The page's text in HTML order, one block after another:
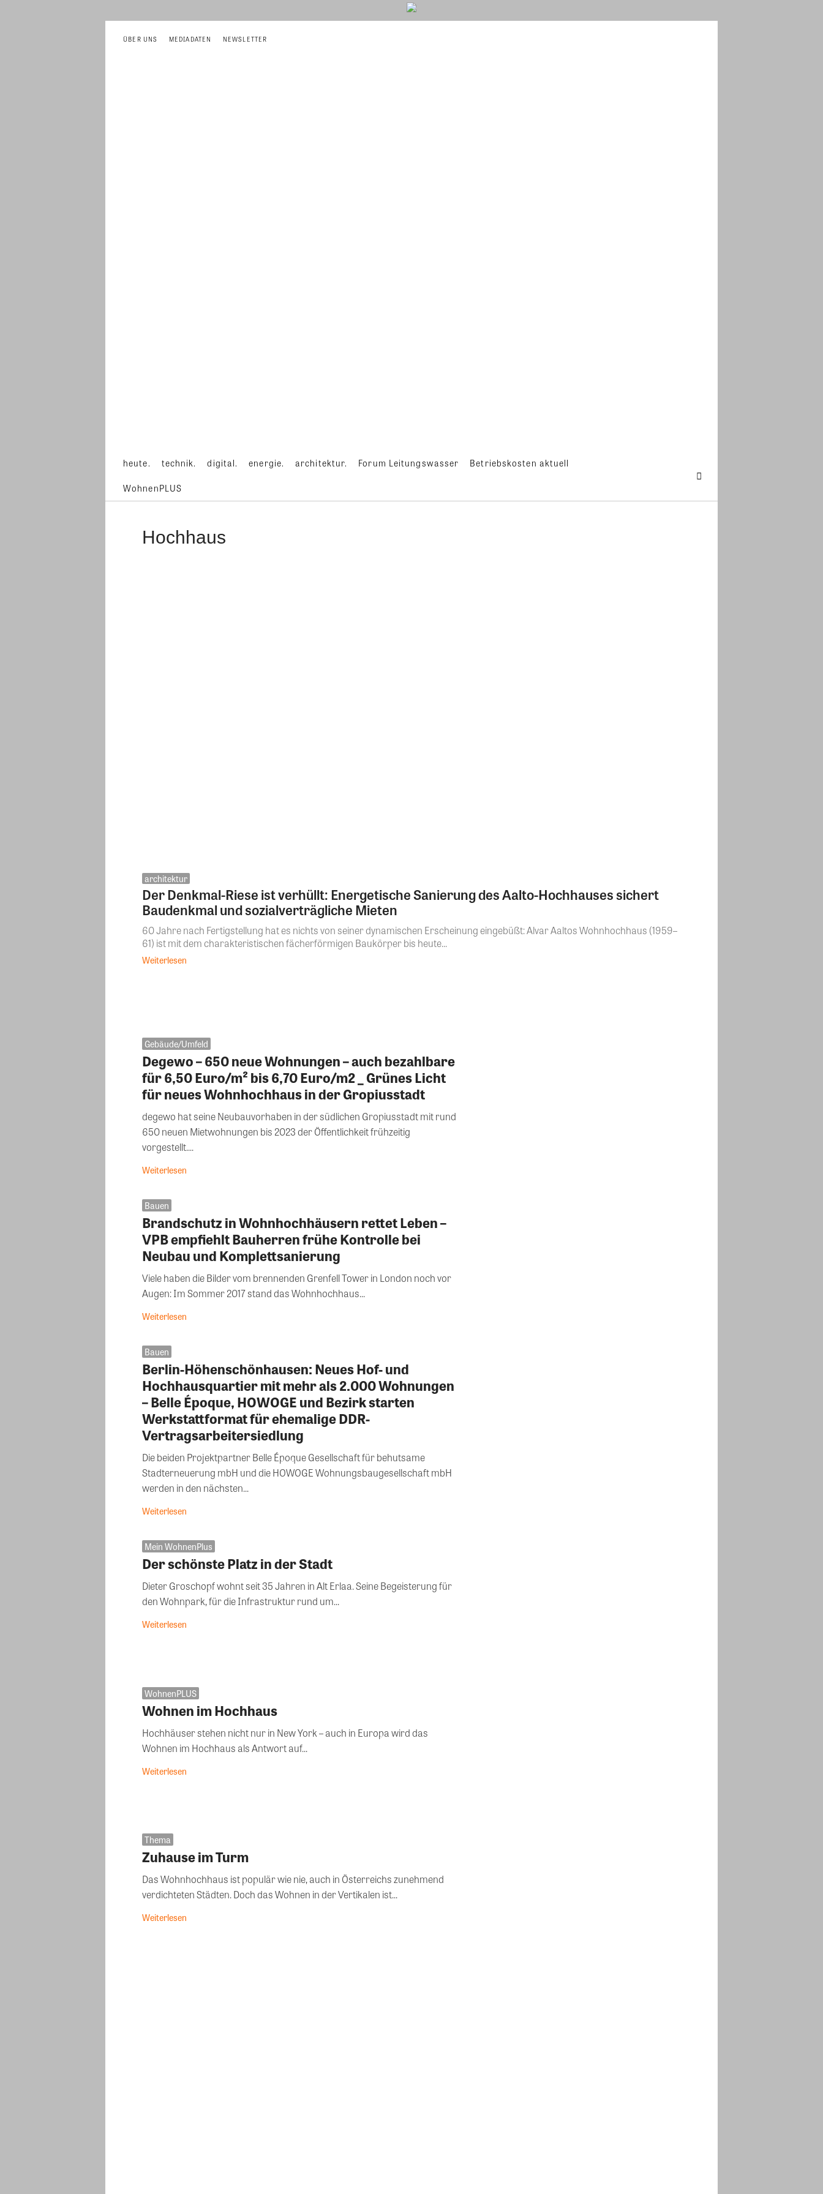
ÜBER UNS MEDIADATEN NEWSLETTER
heute. technik. digital. energie. architektur. Forum Leitungswasser Betriebskosten aktuell
WohnenPLUS
Hochhaus
architektur
Der Denkmal-Riese ist verhüllt: Energetische Sanierung des Aalto-Hochhauses sichert
Baudenkmal und sozialverträgliche Mieten
60 Jahre nach Fertigstellung hat es nichts von seiner dynamischen Erscheinung eingebüßt: Alvar Aaltos Wohnhochhaus (1959–
61) ist mit dem charakteristischen fächerförmigen Baukörper bis heute...
Weiterlesen
Gebäude/Umfeld
Degewo – 650 neue Wohnungen – auch bezahlbare
für 6,50 Euro/m² bis 6,70 Euro/m2 _ Grünes Licht
für neues Wohnhochhaus in der Gropiusstadt
degewo hat seine Neubauvorhaben in der südlichen Gropiusstadt mit rund
650 neuen Mietwohnungen bis 2023 der Öffentlichkeit frühzeitig
vorgestellt....
Weiterlesen
Bauen
Brandschutz in Wohnhochhäusern rettet Leben –
VPB empfiehlt Bauherren frühe Kontrolle bei
Neubau und Komplettsanierung
Viele haben die Bilder vom brennenden Grenfell Tower in London noch vor
Augen: Im Sommer 2017 stand das Wohnhochhaus...
Weiterlesen
Bauen
Berlin-Höhenschönhausen: Neues Hof- und
Hochhausquartier mit mehr als 2.000 Wohnungen
– Belle Époque, HOWOGE und Bezirk starten
Werkstattformat für ehemalige DDR-
Vertragsarbeitersiedlung
Die beiden Projektpartner Belle Époque Gesellschaft für behutsame
Stadterneuerung mbH und die HOWOGE Wohnungsbaugesellschaft mbH
werden in den nächsten...
Weiterlesen
Mein WohnenPlus
Der schönste Platz in der Stadt
Dieter Groschopf wohnt seit 35 Jahren in Alt Erlaa. Seine Begeisterung für
den Wohnpark, für die Infrastruktur rund um...
Weiterlesen
WohnenPLUS
Wohnen im Hochhaus
Hochhäuser stehen nicht nur in New York – auch in Europa wird das
Wohnen im Hochhaus als Antwort auf...
Weiterlesen
Thema
Zuhause im Turm
Das Wohnhochhaus ist populär wie nie, auch in Österreichs zunehmend
verdichteten Städten. Doch das Wohnen in der Vertikalen ist...
Weiterlesen